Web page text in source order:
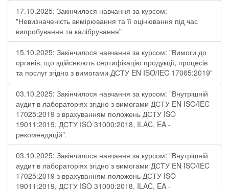
17.10.2025: Закінчилося навчання за курсом:
"Невизначеність вимірювання та її оцінювання під час
випробування та калібрування"
15.10.2025: Закінчилося навчання за курсом: "Вимоги до
органів, що здійснюють сертифікацію продукції, процесів
та послуг згідно з вимогами ДСТУ EN ISO/IEC 17065:2019"
03.10.2025: Закінчилося навчання за курсом: "Внутрішній
аудит в лабораторіях згідно з вимогами ДСТУ EN ISO/IEC
17025:2019 з врахуванням положень ДСТУ ISO
19011:2019, ДСТУ ISO 31000:2018, ILAC, EA -
рекомендацій".
03.10.2025: Закінчилося навчання за курсом: "Внутрішній
аудит в лабораторіях згідно з вимогами ДСТУ EN ISO/IEC
17025:2019 з врахуванням положень ДСТУ ISO
19011:2019, ДСТУ ISO 31000:2018, ILAC, EA -